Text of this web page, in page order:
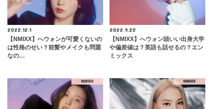
2022.12.1
【NMIXX】へウォンが可愛くないの
は性格のせい？前髪やメイクも問題
なの…
2022.9.22
【NMIXX】へウォン頭いい出身大学
や偏差値は？英語も話せるの？エン
ミックス
NMIXX NMIXX